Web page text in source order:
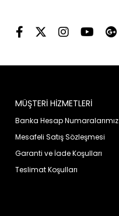
MÜŞTERİ HİZMETLERİ
Banka Hesap Numaralarımız
Mesafeli Satış Sözleşmesi
Garanti ve İade Koşulları
Teslimat Koşulları